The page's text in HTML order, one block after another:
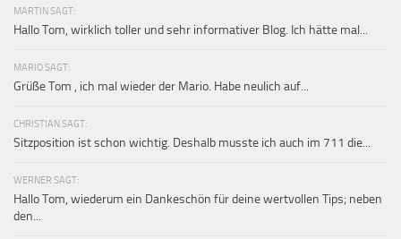
MARTIN SAGT:
Hallo Tom, wirklich toller und sehr informativer Blog. Ich hätte mal...
MARIO SAGT:
Grüße Tom , ich mal wieder der Mario. Habe neulich auf...
CHRISTIAN SAGT:
Sitzposition ist schon wichtig. Deshalb musste ich auch im 711 die...
WERNER SAGT:
Hallo Tom, wiederum ein Dankeschön für deine wertvollen Tips; neben
den...